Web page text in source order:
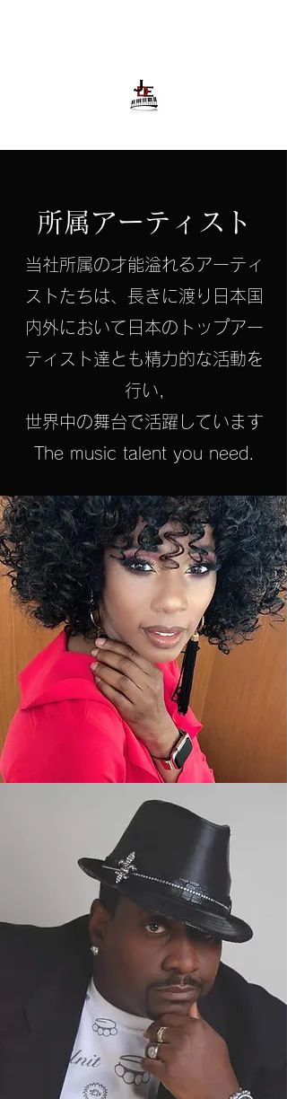
所属アーティスト
当社所属の才能溢れるアーティ
ストたちは、長きに渡り日本国
内外において日本のトップアー
ティスト達とも精力的な活動を
行い,
世界中の舞台で活躍しています
The music talent you need.